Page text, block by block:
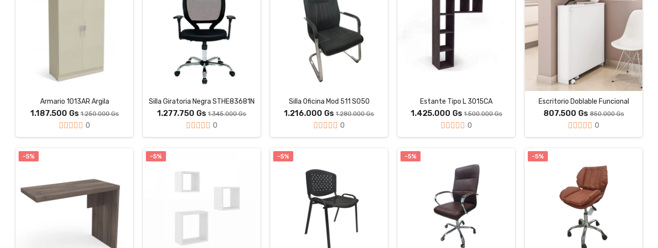
Armario 1013AR Argila
1.187.500 Gs1.250.000 Gs
0
Silla Giratoria Negra STHE83681N
1.277.750 Gs 1.345.000 Gs
0
Silla Oficina Mod 511 S050
1.216.000 Gs 1.280.000 Gs
0
Estante Tipo L 3015CA
1.425.000 Gs1.500.000 Gs
0
Escritorio Doblable Funcional
807.500 Gs850.000 Gs
0
-5% -5% -5% -5% -5%